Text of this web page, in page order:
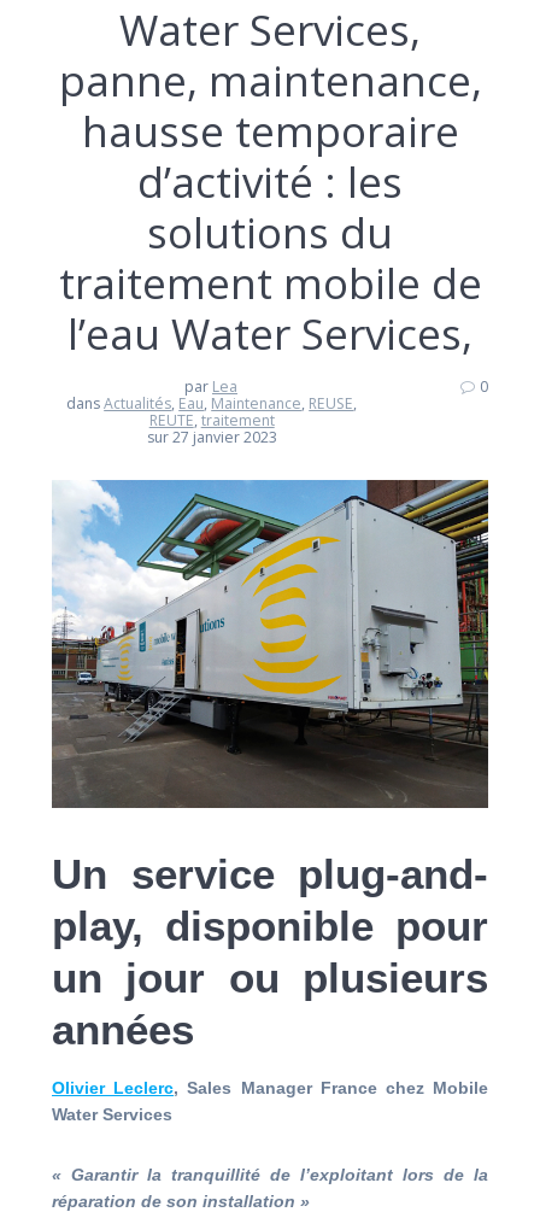
Water Services,
panne, maintenance,
hausse temporaire
d’activité : les
solutions du
traitement mobile de
l’eau Water Services,
par Lea
dansActualités, Eau, Maintenance, REUSE,
REUTE, traitement
sur 27 janvier 2023
0
Un service plug-and-
play, disponible pour
un jour ou plusieurs
années
Olivier Leclerc, Sales Manager France chez Mobile
Water Services
« Garantir la tranquillité de l’exploitant lors de la
réparation de son installation »